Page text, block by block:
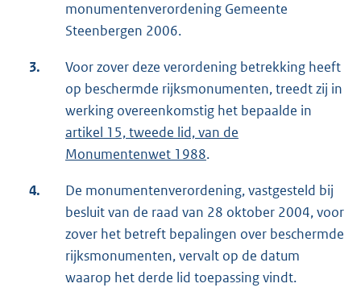
monumentenverordening Gemeente
Steenbergen 2006.
3.
Voor zover deze verordening betrekking heeft
op beschermde rijksmonumenten, treedt zij in
werking overeenkomstig het bepaalde in
artikel 15, tweede lid, van de
Monumentenwet 1988.
4.
De monumentenverordening, vastgesteld bij
besluit van de raad van 28 oktober 2004, voor
zover het betreft bepalingen over beschermde
rijksmonumenten, vervalt op de datum
waarop het derde lid toepassing vindt.